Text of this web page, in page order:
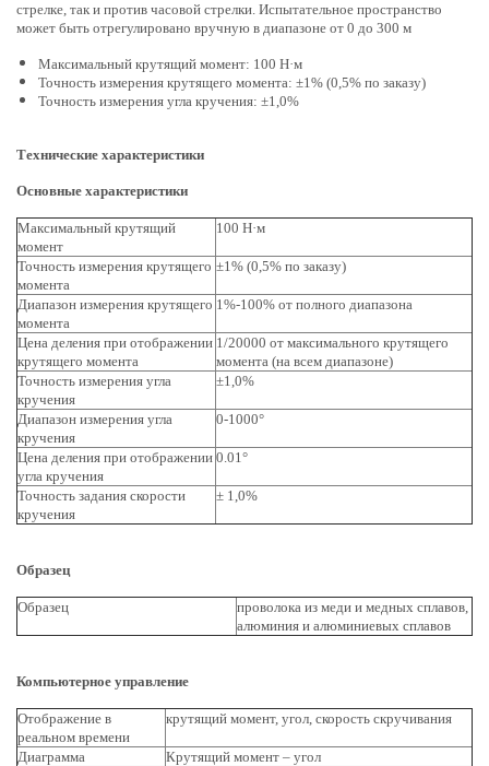
стрелке, так и против часовой стрелки. Испытательное пространство
может быть отрегулировано вручную в диапазоне от 0 до 300 м
Максимальный крутящий момент: 100 Н·м
Точность измерения крутящего момента: ±1% (0,5% по заказу)
Точность измерения угла кручения: ±1,0%
Технические характеристики
Основные характеристики
Максимальный крутящий
момент
100 Н·м
Точность измерения крутящего
момента
±1% (0,5% по заказу)
Диапазон измерения крутящего
момента
1%-100% от полного диапазона
Цена деления при отображении
крутящего момента
1/20000 от максимального крутящего
момента (на всем диапазоне)
Точность измерения угла
кручения
±1,0%
Диапазон измерения угла
кручения
0-1000°
Цена деления при отображении
угла кручения
0.01°
Точность задания скорости
кручения
± 1,0%
Образец
Образец
проволока из меди и медных сплавов,
алюминия и алюминиевых сплавов
Компьютерное управление
Отображение в
реальном времени
крутящий момент, угол, скорость скручивания
Диаграмма
Крутящий момент – угол